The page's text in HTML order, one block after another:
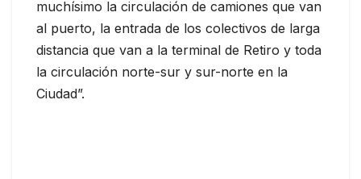
muchísimo la circulación de camiones que van
al puerto, la entrada de los colectivos de larga
distancia que van a la terminal de Retiro y toda
la circulación norte-sur y sur-norte en la
Ciudad”.